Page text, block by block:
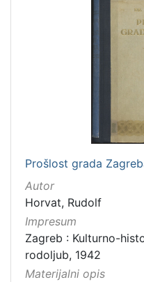
Prošlost grada
Autor
Horvat, Rudolf
Impresum
Zagreb : Kulturno-
rodoljub, 1942
Materijalni opis